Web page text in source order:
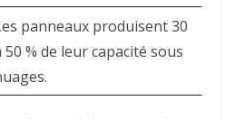
panneaux produisent 30
50 % de leur capacité sous